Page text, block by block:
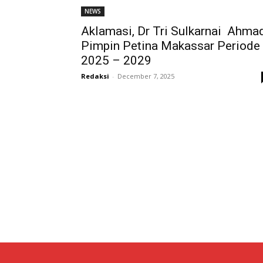
NEWS
Aklamasi, Dr Tri Sulkarnai
Pimpin Petina Makassar Periode
2025 – 2029
Redaksi - December 7, 2025